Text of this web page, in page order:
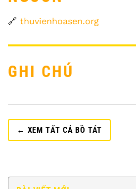
🔗 thuvienhoasen.org
GHI CHÚ
← XEM TẤT CẢ BỒ TÁT